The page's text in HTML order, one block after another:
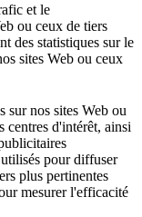
et le
ou ceux de tiers
des statistiques sur le
sites Web ou ceux
sur nos sites Web ou
centres d'intérêt, ainsi
pour diffuser
plus pertinentes
mesurer l'efficacité